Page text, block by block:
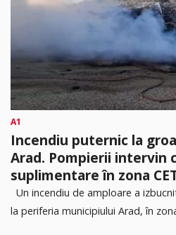
A1
Incendiu puternic la
Arad. Pompierii intervin
suplimentare în zona
Un incendiu de amploare a
la periferia municipiului Arad, în